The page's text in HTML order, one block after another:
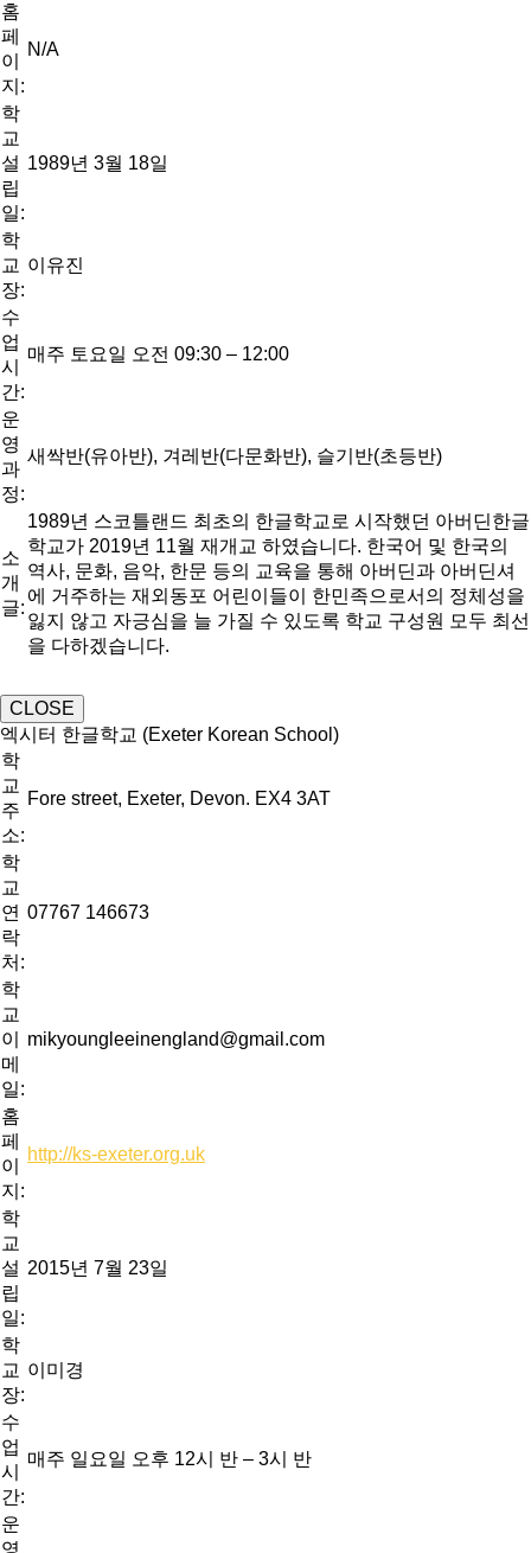
홈
페
이
지:
N/A
학
교
설
립
일:
1989년 3월 18일
학
교
장:
이유진
수
업
시
간:
매주 토요일 오전 09:30 – 12:00
운
영
과
정:
새싹반(유아반), 겨레반(다문화반), 슬기반(초등반)
소
개
글:
1989년 스코틀랜드 최초의 한글학교로 시작했던 아버딘한글
학교가 2019년 11월 재개교 하였습니다. 한국어 및 한국의
역사, 문화, 음악, 한문 등의 교육을 통해 아버딘과 아버딘셔
에 거주하는 재외동포 어린이들이 한민족으로서의 정체성을
잃지 않고 자긍심을 늘 가질 수 있도록 학교 구성원 모두 최선
을 다하겠습니다.
CLOSE
엑시터 한글학교 (Exeter Korean School)
학
교
주
소:
Fore street, Exeter, Devon. EX4 3AT
학
교
연
락
처:
07767 146673
학
교
이
메
일:
mikyoungleeinengland@gmail.com
홈
페
이
지:
http://ks-exeter.org.uk
학
교
설
립
일:
2015년 7월 23일
학
교
장:
이미경
수
업
시
간:
매주 일요일 오후 12시 반 – 3시 반
운
영